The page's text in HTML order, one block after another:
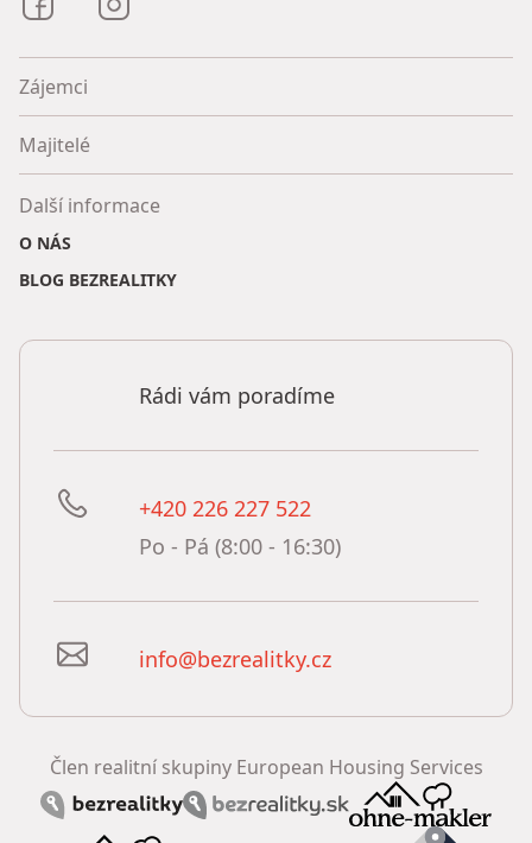
Zájemci
Majitelé
Další informace
O NÁS
BLOG BEZREALITKY
Rádi vám poradíme
+420 226 227 522
Po - Pá (8:00 - 16:30)
info@bezrealitky.cz
Člen realitní skupiny European Housing Services